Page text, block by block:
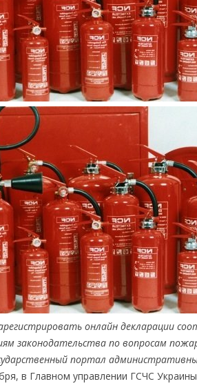
онлайн декларации
законодательства по вопросам
портал
в Главном управлении ГСЧС